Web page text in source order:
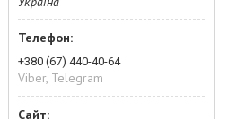
+380 (67) 440-40-64
Viber, Telegram